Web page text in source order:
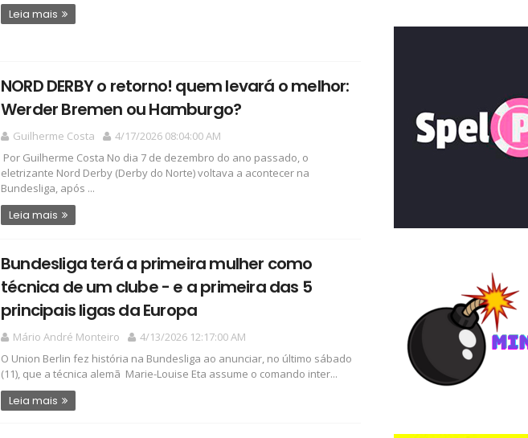
Leia mais
NORD DERBY o retorno! quem levará o melhor:
Werder Bremen ou Hamburgo?
Guilherme Costa
4/17/2026 08:04:00 AM
Por Guilherme Costa No dia 7 de dezembro do ano passado, o
eletrizante Nord Derby (Derby do Norte) voltava a acontecer na
Bundesliga, após ...
Leia mais
Bundesliga terá a primeira mulher como
técnica de um clube - e a primeira das 5
principais ligas da Europa
Mário André Monteiro
4/13/2026 12:17:00 AM
O Union Berlin fez história na Bundesliga ao anunciar, no último sábado
(11), que a técnica alemã Marie-Louise Eta assume o comando inter...
Leia mais